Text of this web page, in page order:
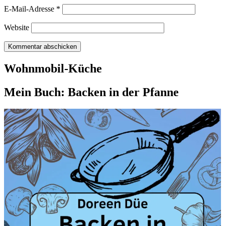
E-Mail-Adresse *
Website
Wohnmobil-Küche
Mein Buch: Backen in der Pfanne